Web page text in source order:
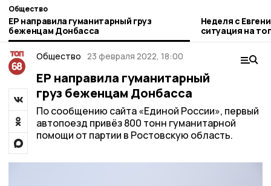
Общество
ЕР направила гуманитарный груз
беженцам Донбасса
Неделя с
ситуация на
городе и
Общество 23 февраля 2022, 18:00
ЕР направила гуманитарный
груз беженцам Донбасса
По сообщению сайта «Единой России», первый
автопоезд привёз 800 тонн гуманитарной
помощи от партии в Ростовскую область.